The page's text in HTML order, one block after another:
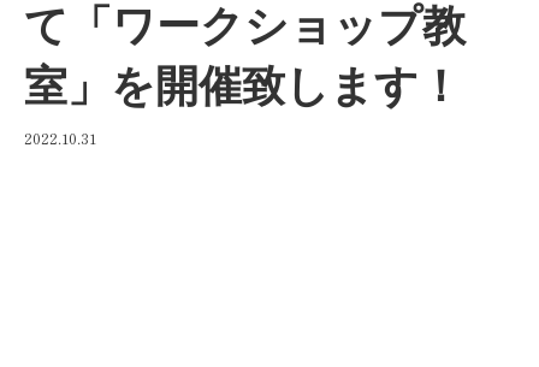
て「ワークショップ教
室」を開催致します！
2022.10.31